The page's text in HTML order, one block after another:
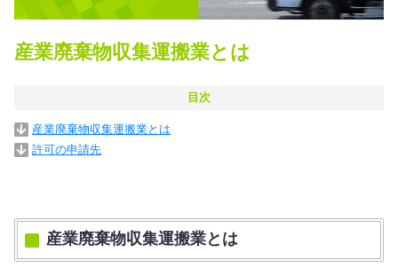
産業廃棄物収集運搬業とは
目次
産業廃棄物収集運搬業とは
許可の申請先
産業廃棄物収集運搬業とは